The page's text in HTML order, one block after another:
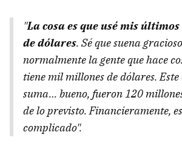
"La cosa es que usé mis
de dólares. Sé que suena
normalmente la gente que hace
tiene mil millones de dólares.
suma… bueno, fueron 120
de lo previsto. Financieramente,
complicado".